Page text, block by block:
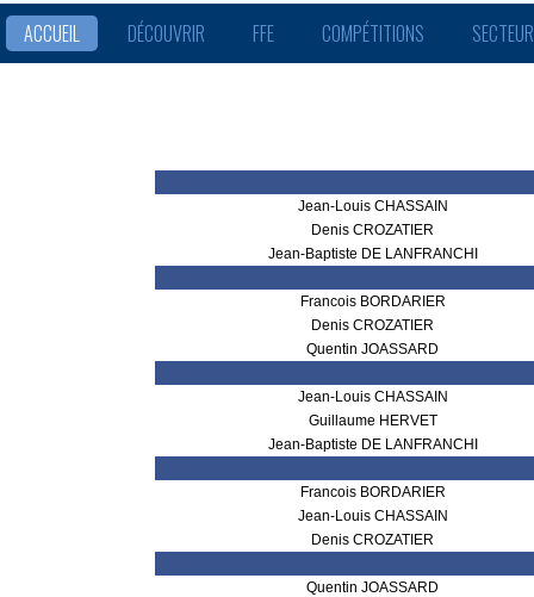
ACCUEIL DÉCOUVRIR FFE COMPÉTITIONS
Jean-Louis CHASSAIN
Denis CROZATIER
Jean-Baptiste DE LANFRANCHI
Francois BORDARIER
Denis CROZATIER
Quentin JOASSARD
Jean-Louis CHASSAIN
Guillaume HERVET
Jean-Baptiste DE LANFRANCHI
Francois BORDARIER
Jean-Louis CHASSAIN
Denis CROZATIER
Quentin JOASSARD